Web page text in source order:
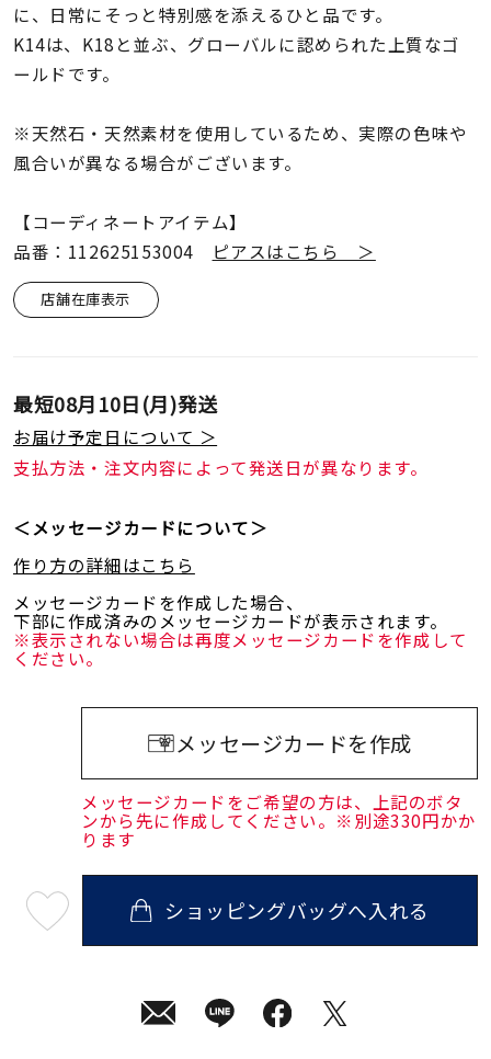
レディース
リングサイズ
～
メンズ
リングサイズ
価格 ¥0
に、日常にそっと特別感を添えるひと品です。
K14は、K18と並ぶ、グローバルに認められた上質なゴ
ールドです。
※天然石・天然素材を使用しているため、実際の色味や
風合いが異なる場合がございます。
【コーディネートアイテム】
品番：112625153004
ピアスはこちら ＞
店舗在庫表示
最短08月10日(月)発送
お届け予定日について ＞
支払方法・注文内容によって発送日が異なります。
＜メッセージカードについて＞
作り方の詳細はこちら
メッセージカードを作成した場合、
下部に作成済みのメッセージカードが表示されます。
※表示されない場合は再度メッセージカードを作成して
ください。
メッセージカードを作成
メッセージカードをご希望の方は、上記のボタ
ンから先に作成してください。※別途330円かか
ります
08
ショッピングバッグへ入れる